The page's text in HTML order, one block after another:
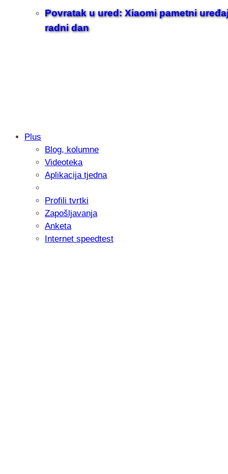
Povratak u ured: Xiaomi pametni
radni dan
Samsung otkrio kako je nastajala
donijelo tanje i izdržljivije preklopne
Plus
Blog, kolumne
Videoteka
Aplikacija tjedna
Profili tvrtki
Zapošljavanja
Anketa
Internet speedtest